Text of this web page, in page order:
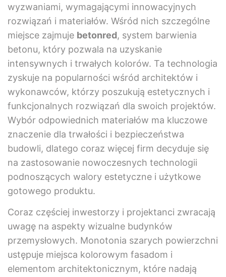
wyzwaniami, wymagającymi innowacyjnych
rozwiązań i materiałów. Wśród nich szczególne
miejsce zajmuje betonred, system barwienia
betonu, który pozwala na uzyskanie
intensywnych i trwałych kolorów. Ta technologia
zyskuje na popularności wśród architektów i
wykonawców, którzy poszukują estetycznych i
funkcjonalnych rozwiązań dla swoich projektów.
Wybór odpowiednich materiałów ma kluczowe
znaczenie dla trwałości i bezpieczeństwa
budowli, dlatego coraz więcej firm decyduje się
na zastosowanie nowoczesnych technologii
podnoszących walory estetyczne i użytkowe
gotowego produktu.
Coraz częściej inwestorzy i projektanci zwracają
uwagę na aspekty wizualne budynków
przemysłowych. Monotonia szarych powierzchni
ustępuje miejsca kolorowym fasadom i
elementom architektonicznym, które nadają